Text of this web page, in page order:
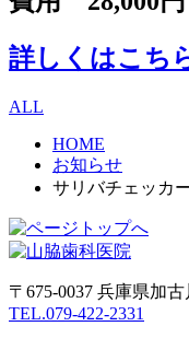
詳しくはこち
ALL
HOME
お知らせ
サリバチェッカ
〒675-0037 兵庫県加
TEL.079-422-2331